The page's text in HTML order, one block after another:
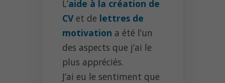
L’aide à la création de
CVet de lettres de
motivation a été l’un
des aspects que j’ai le
plus appréciés.
J’ai eu le sentiment que